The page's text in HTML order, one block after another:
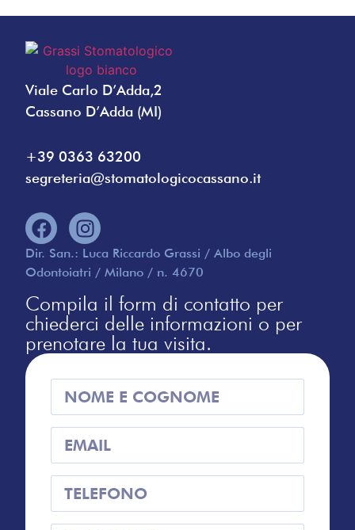
Viale Carlo D’Adda,2
Cassano D’Adda (MI)
+39 0363 63200
segreteria@stomatologicocassano.it
Dir. San.: Luca Riccardo Grassi / Albo degli
Odontoiatri / Milano / n. 4670
Compila il form di contatto per
chiederci delle informazioni o per
prenotare la tua visita.